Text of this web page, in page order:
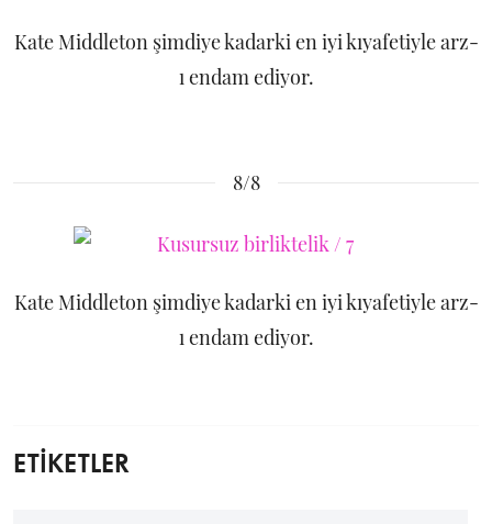
Kate Middleton şimdiye kadarki en iyi kıyafetiyle arz-
ı endam ediyor.
8/8
Kate Middleton şimdiye kadarki en iyi kıyafetiyle arz-
ı endam ediyor.
ETİKETLER